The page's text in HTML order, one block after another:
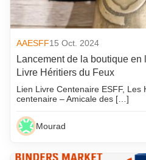
AAESFF15 Oct. 2024
Lancement de la boutique
Livre Héritiers du Feux
Lien Livre Centenaire ESFF,
centenaire – Amicale des […]
Mourad